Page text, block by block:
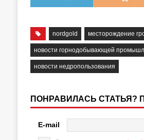
nordgold месторождение
новости горнодобывающей
новости недропользования
ПОНРАВИЛАСЬ СТАТЬЯ?
E-mail